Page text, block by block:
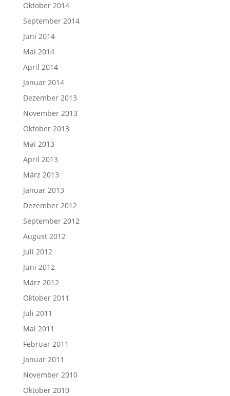
Oktober 2014
September 2014
Juni 2014
Mai 2014
April 2014
Januar 2014
Dezember 2013
November 2013
Oktober 2013
Mai 2013
April 2013
März 2013
Januar 2013
Dezember 2012
September 2012
August 2012
Juli 2012
Juni 2012
März 2012
Oktober 2011
Juli 2011
Mai 2011
Februar 2011
Januar 2011
November 2010
Oktober 2010